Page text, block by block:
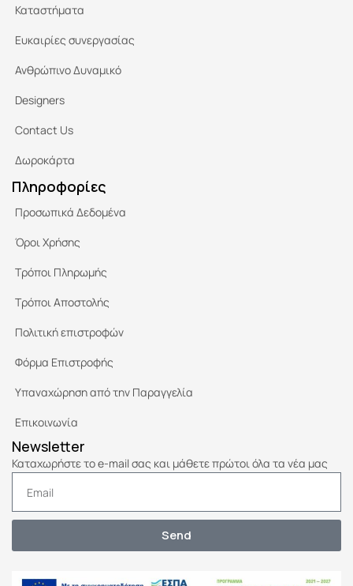
Καταστήματα
Ευκαιρίες συνεργασίας
Ανθρώπινο Δυναμικό
Designers
Contact Us
Δωροκάρτα
Πληροφορίες
Προσωπικά Δεδομένα
Όροι Χρήσης
Τρόποι Πληρωμής
Τρόποι Αποστολής
Πολιτική επιστροφών
Φόρμα Επιστροφής
Υπαναχώρηση από την Παραγγελία
Επικοινωνία
Newsletter
Καταχωρήστε το e-mail σας και μάθετε πρώτοι όλα τα νέα μας
Send